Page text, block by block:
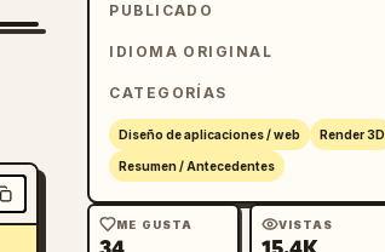
PUBLICADO
IDIOMA ORIGINAL
CATEGORÍAS
Diseño de aplicaciones / web Render 3D
Resumen / Antecedentes
ME GUSTA VISTAS